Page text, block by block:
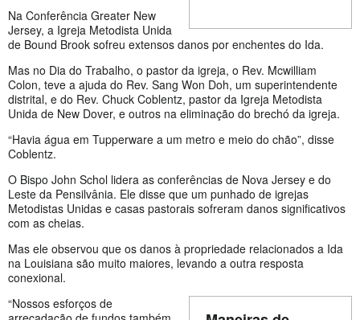
Na Conferência Greater New
Jersey, a Igreja Metodista Unida
de Bound Brook sofreu extensos danos por enchentes do Ida.
Mas no Dia do Trabalho, o pastor da igreja, o Rev. Mcwilliam
Colon, teve a ajuda do Rev. Sang Won Doh, um superintendente
distrital, e do Rev. Chuck Coblentz, pastor da Igreja Metodista
Unida de New Dover, e outros na eliminação do brechó da igreja.
“Havia água em Tupperware a um metro e meio do chão”, disse
Coblentz.
O Bispo John Schol lidera as conferências de Nova Jersey e do
Leste da Pensilvânia. Ele disse que um punhado de igrejas
Metodistas Unidas e casas pastorais sofreram danos significativos
com as cheias.
Mas ele observou que os danos à propriedade relacionados a Ida
na Louisiana são muito maiores, levando a outra resposta
conexional.
“Nossos esforços de